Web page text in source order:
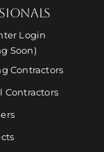
Login
Soon)
Contractors
Contractors